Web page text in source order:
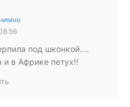
под шконкой….
и в Африке петух!!